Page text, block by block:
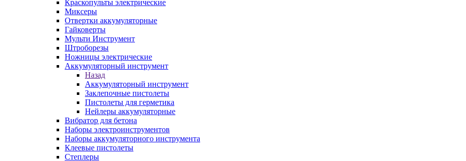
Краскопульты электрические
Миксеры
Отвертки аккумуляторные
Гайковерты
Мульти Инструмент
Штроборезы
Ножницы электрические
Аккумуляторный инструмент
Назад
Аккумуляторный инструмент
Заклепочные пистолеты
Пистолеты для герметика
Нейлеры аккумуляторные
Вибратор для бетона
Наборы электроинструментов
Наборы аккумуляторного инструмента
Клеевые пистолеты
Степлеры